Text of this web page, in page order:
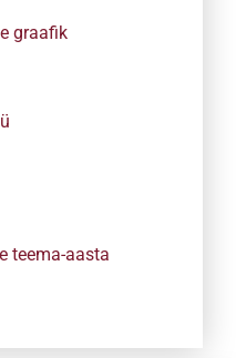
graafik
teema-aasta